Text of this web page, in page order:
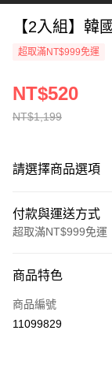
【2入組】韓
超取滿NT$999免運
NT$1,199
NT$520
請選擇商品選項
付款與運送方式
超取滿NT$999免運
信用卡一次付款
超商取貨付款
商品特色
商品編號
11099829